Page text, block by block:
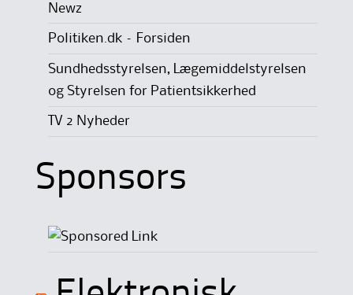
Newz
Politiken.dk – Forsiden
Sundhedsstyrelsen, Lægemiddelstyrelsen
og Styrelsen for Patientsikkerhed
TV 2 Nyheder
Sponsors